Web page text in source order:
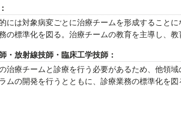
には対象病変ごとに治療チームを形成すること
の標準化を図る。治療チームの教育を主導し、
・放射線技師・臨床工学技師：
治療チームと診療を行う必要があるため、他領
ムの開発を行うとともに、診療業務の標準化を図